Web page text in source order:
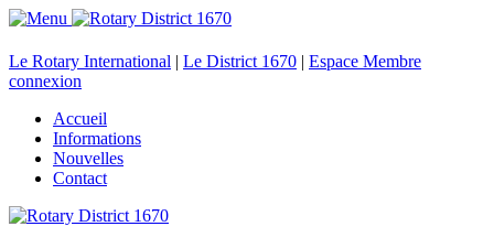
Le Rotary International | Le District 1670 | Espace Membre
connexion
Accueil
Informations
Nouvelles
Contact